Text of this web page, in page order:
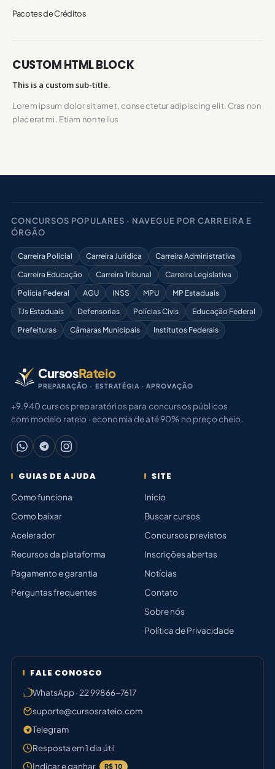
Pacotes de Créditos
CUSTOM HTML BLOCK
This is a custom sub-title.
Lorem ipsum dolor sit amet, consectetur adipiscing elit. Cras non
placerat mi. Etiam non tellus
CONCURSOS POPULARES · NAVEGUE POR CARREIRA E
ÓRGÃO
Carreira Policial Carreira Jurídica
Carreira Administrativa
Carreira Educação
Carreira Tribunal
Carreira Legislativa
Polícia Federal
AGU INSS MPU
MP Estaduais
TJs Estaduais
Defensorias Polícias Civis
Educação Federal
Prefeituras
Câmaras Municipais Institutos Federais
CursosRateio
PREPARAÇÃO · ESTRATÉGIA · APROVAÇÃO
+9.940 cursos preparatórios para concursos públicos
com modelo rateio · economia de até 90% no preço cheio.
GUIAS DE AJUDA
Como funciona
Como baixar
Acelerador
Recursos da plataforma
Pagamento e garantia
Perguntas frequentes
SITE
Início
Buscar cursos
Concursos previstos
Inscrições abertas
Notícias
Contato
Sobre nós
Política de Privacidade
FALE CONOSCO
WhatsApp · 22 99866-7617
suporte@cursosrateio.com
Telegram
Resposta em 1 dia útil
Indicar e ganhar
R$ 10